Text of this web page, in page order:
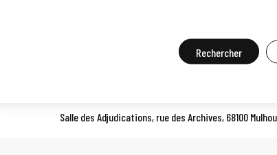
Recherche
Atelier : guirlandes
Salle des Adjudications, rue des Archives, 68100